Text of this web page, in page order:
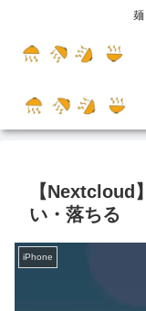
麺
【Nextcloud
い・落ちる
iPhone